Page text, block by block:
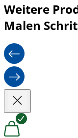
Weitere
Malen